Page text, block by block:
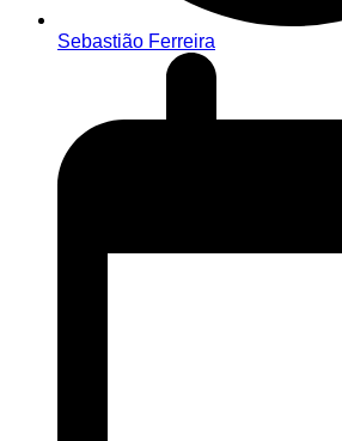
Sebastião Ferreira